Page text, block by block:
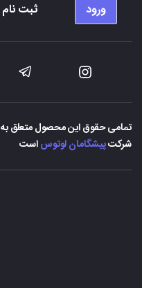
ورود ثبت نام
تمامی حقوق این محصول متعلق به
شرکتپیشگامان لوتوساست